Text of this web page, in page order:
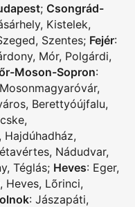
; Csongrád-
, Kistelek,
, Szentes; Fejér:
, Mór, Polgárdi,
Moson-Sopron:
Mosonmagyaróvár,
, Berettyóújfalu,
,
, Hajdúhadház,
, Nádudvar,
, Téglás; Heves: Eger,
, Heves, Lõrinci,
: Jászapáti,